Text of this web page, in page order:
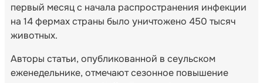
первый месяц с начала распространения инфекции
на 14 фермах страны было уничтожено 450 тысяч
животных.
Авторы статьи, опубликованной в сеульском
еженедельнике, отмечают сезонное повышение